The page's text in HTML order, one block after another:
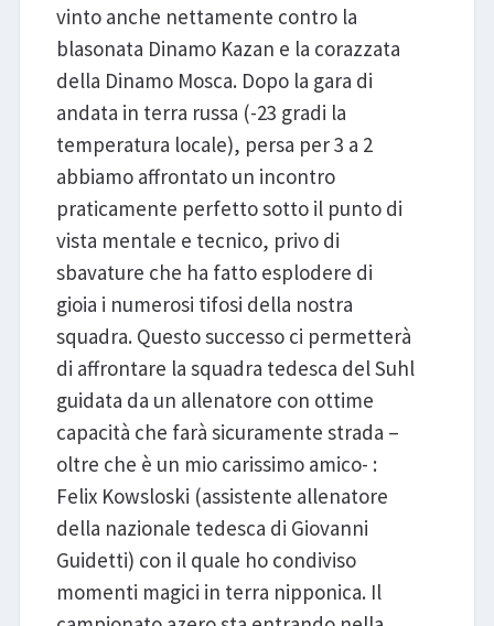
vinto anche nettamente contro la
blasonata Dinamo Kazan e la corazzata
della Dinamo Mosca. Dopo la gara di
andata in terra russa (-23 gradi la
temperatura locale), persa per 3 a 2
abbiamo affrontato un incontro
praticamente perfetto sotto il punto di
vista mentale e tecnico, privo di
sbavature che ha fatto esplodere di
gioia i numerosi tifosi della nostra
squadra. Questo successo ci permetterà
di affrontare la squadra tedesca del Suhl
guidata da un allenatore con ottime
capacità che farà sicuramente strada –
oltre che è un mio carissimo amico- :
Felix Kowsloski (assistente allenatore
della nazionale tedesca di Giovanni
Guidetti) con il quale ho condiviso
momenti magici in terra nipponica. Il